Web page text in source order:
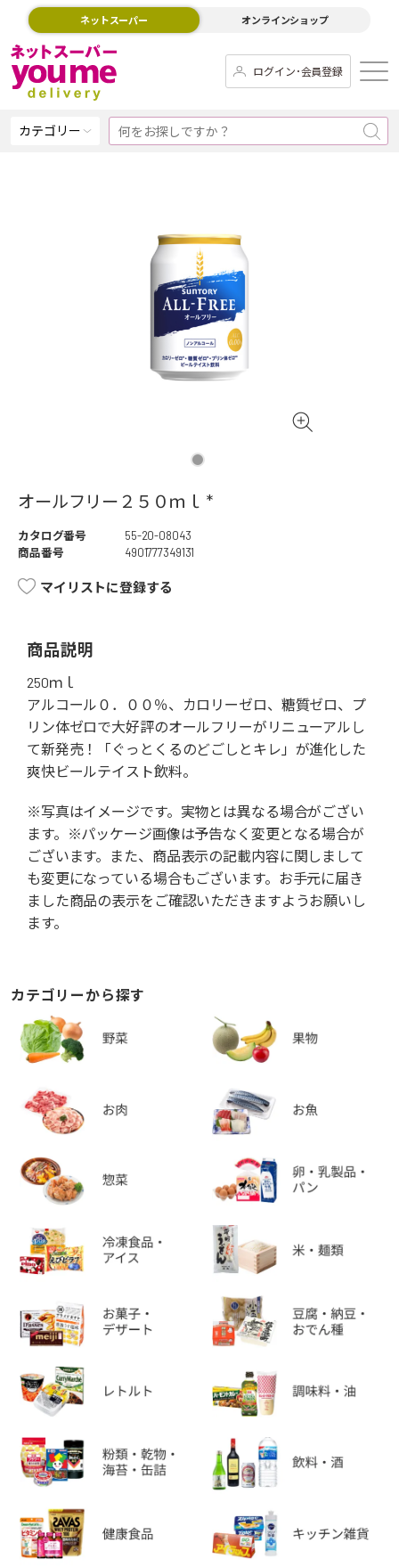
ネットスーパー オンラインショップ
ログイン･会員登録
カテゴリー
オールフリー２５０ｍｌ *
カタログ番号
55-20-08043
商品番号
4901777349131
マイリストに登録する
商品説明
250ｍｌ
アルコール０．００％、カロリーゼロ、糖質ゼロ、プ
リン体ゼロで大好評のオールフリーがリニューアルし
て新発売！「ぐっとくるのどごしとキレ」が進化した
爽快ビールテイスト飲料。
※写真はイメージです。実物とは異なる場合がござい
ます。※パッケージ画像は予告なく変更となる場合が
ございます。また、商品表示の記載内容に関しまして
も変更になっている場合もございます。お手元に届き
ました商品の表示をご確認いただきますようお願いし
ます。
カテゴリーから探す